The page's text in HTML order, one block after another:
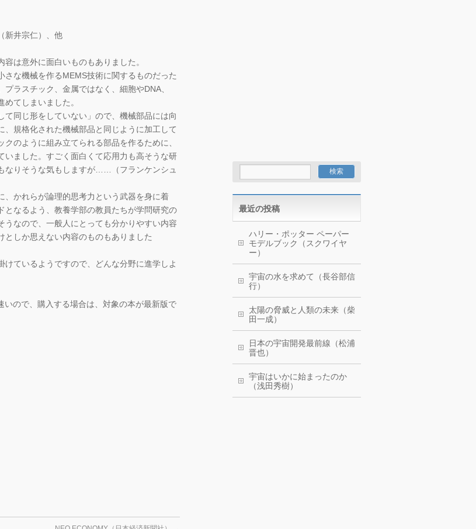
新井宗仁）、他
は意外に面白いものもありました。
な機械を作るMEMS技術に関するものだった
ラスチック、金属ではなく、細胞やDNA、
てしまいました。
同じ形をしていない」ので、機械部品には向
規格化された機械部品と同じように加工して
のように組み立てられる部品を作るために、
いました。すごく面白くて応用力も高そうな研
なりそうな気もしますが……（フランケンシュ
かれらが論理的思考力という武器を身に着
なるよう、教養学部の教員たちが学問研究の
なので、一般人にとっても分かりやすい内容
しか思えない内容のものもありました
ているようですので、どんな分野に進学しよ
ので、購入する場合は、対象の本が最新版で
最近の投稿
ハリー・ポッター ペーパー
モデルブック（スクワイヤ
ー）
宇宙の水を求めて（長谷部信
行）
太陽の脅威と人類の未来（柴
田一成）
日本の宇宙開発最前線（松浦
晋也）
宇宙はいかに始まったのか
（浅田秀樹）